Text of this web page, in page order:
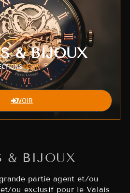
& BIJOUX
NEUF
VOIR
& BIJOUX
partie agent et/ou
ou exclusif pour le Valais